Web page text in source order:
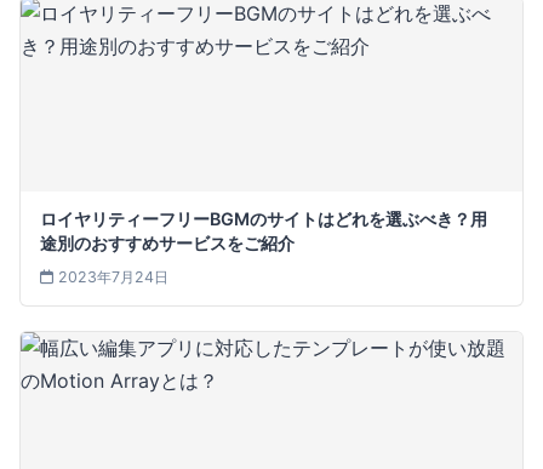
ロイヤリティーフリーBGMのサイトはどれを選ぶべき？用
途別のおすすめサービスをご紹介
2023年7月24日